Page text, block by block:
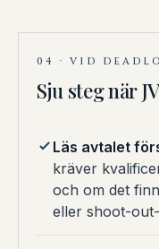
04 · VID
Sju steg när
Läs avtalet
kräver
och om det
eller shoot-